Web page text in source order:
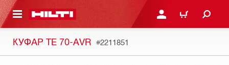
СЪДЪРЖАНИЕ ВЛЕЗ ИЛИ СЕ
КОЛИЧКА
КУФАР TE 70-AVR #2211851